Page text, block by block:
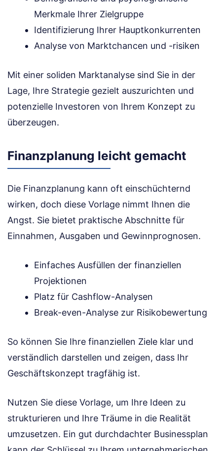
Merkmale Ihrer Zielgruppe
Identifizierung Ihrer Hauptkonkurrenten
Analyse von Marktchancen und -risiken
Mit einer soliden Marktanalyse sind Sie in der
Lage, Ihre Strategie gezielt auszurichten und
potenzielle Investoren von Ihrem Konzept zu
überzeugen.
Finanzplanung leicht gemacht
Die Finanzplanung kann oft einschüchternd
wirken, doch diese Vorlage nimmt Ihnen die
Angst. Sie bietet praktische Abschnitte für
Einnahmen, Ausgaben und Gewinnprognosen.
Einfaches Ausfüllen der finanziellen
Projektionen
Platz für Cashflow-Analysen
Break-even-Analyse zur Risikobewertung
So können Sie Ihre finanziellen Ziele klar und
verständlich darstellen und zeigen, dass Ihr
Geschäftskonzept tragfähig ist.
Nutzen Sie diese Vorlage, um Ihre Ideen zu
strukturieren und Ihre Träume in die Realität
umzusetzen. Ein gut durchdachter Businessplan